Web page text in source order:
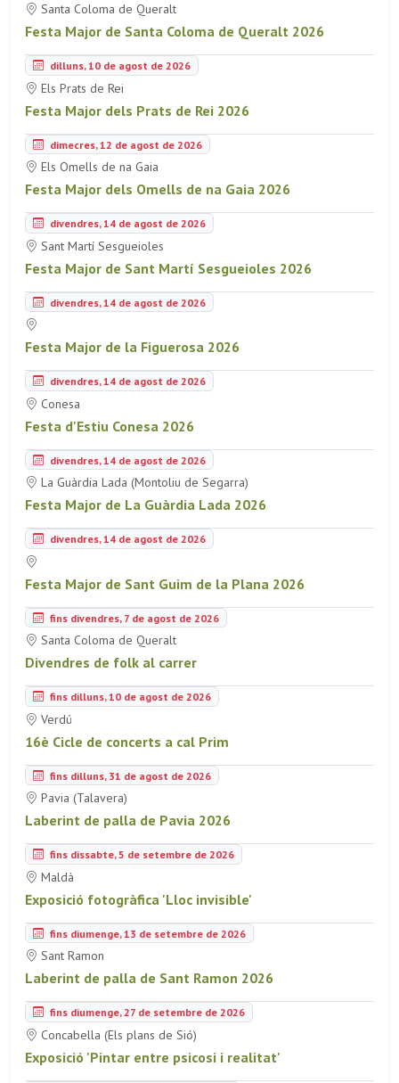
Santa Coloma de Queralt
Festa Major de Santa Coloma de Queralt 2026
dilluns, 10 de agost de 2026
Els Prats de Rei
Festa Major dels Prats de Rei 2026
dimecres, 12 de agost de 2026
Els Omells de na Gaia
Festa Major dels Omells de na Gaia 2026
divendres, 14 de agost de 2026
Sant Martí Sesgueioles
Festa Major de Sant Martí Sesgueioles 2026
divendres, 14 de agost de 2026
Festa Major de la Figuerosa 2026
divendres, 14 de agost de 2026
Conesa
Festa d'Estiu Conesa 2026
divendres, 14 de agost de 2026
La Guàrdia Lada (Montoliu de Segarra)
Festa Major de La Guàrdia Lada 2026
divendres, 14 de agost de 2026
Festa Major de Sant Guim de la Plana 2026
fins divendres, 7 de agost de 2026
Santa Coloma de Queralt
Divendres de folk al carrer
fins dilluns, 10 de agost de 2026
Verdú
16è Cicle de concerts a cal Prim
fins dilluns, 31 de agost de 2026
Pavia (Talavera)
Laberint de palla de Pavia 2026
fins dissabte, 5 de setembre de 2026
Maldà
Exposició fotogràfica 'Lloc invisible'
fins diumenge, 13 de setembre de 2026
Sant Ramon
Laberint de palla de Sant Ramon 2026
fins diumenge, 27 de setembre de 2026
Concabella (Els plans de Sió)
Exposició 'Pintar entre psicosi i realitat'